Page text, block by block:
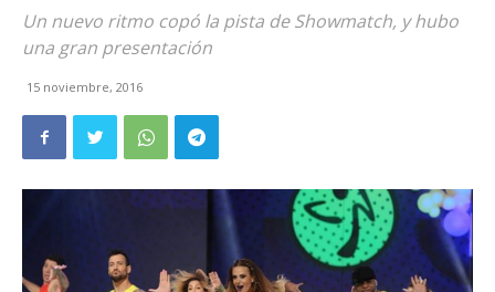
Un nuevo ritmo copó la pista de Showmatch, y hubo
una gran presentación
15 noviembre, 2016